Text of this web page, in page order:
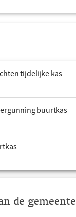
tijdelijke kas
buurtkas
de gemeente